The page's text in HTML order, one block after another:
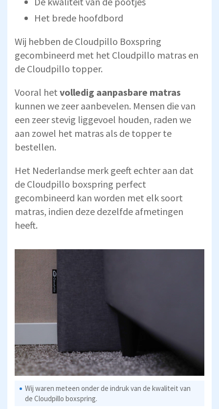
Het brede hoofdbord
Wij hebben de Cloudpillo Boxspring
gecombineerd met het Cloudpillo matras en
de Cloudpillo topper.
Vooral het volledig aanpasbare matras
kunnen we zeer aanbevelen. Mensen die van
een zeer stevig liggevoel houden, raden we
aan zowel het matras als de topper te
bestellen.
Het Nederlandse merk geeft echter aan dat
de Cloudpillo boxspring perfect
gecombineerd kan worden met elk soort
matras, indien deze dezelfde afmetingen
heeft.
Wij waren meteen onder de indruk van de kwaliteit van
de Cloudpillo boxspring.